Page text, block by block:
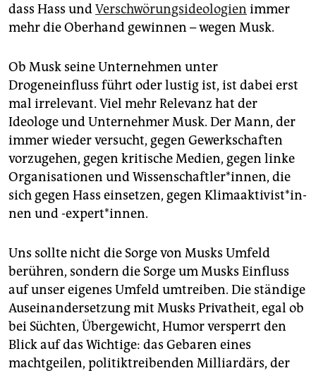
dass Hass undVerschwörungsideologien immer
mehr die Oberhand gewinnen – wegen Musk.
Ob Musk seine Unternehmen unter
Drogeneinfluss führt oder lustig ist, ist dabei erst
mal irrelevant. Viel mehr Relevanz hat der
Ideologe und Unternehmer Musk. Der Mann, der
immer wieder versucht, gegen Gewerkschaften
vorzugehen, gegen kritische Medien, gegen linke
Organisationen und Wissenschaftler*innen, die
sich gegen Hass einsetzen, gegen Kli­ma­ak­ti­vis­t*in­
nen und -expert*innen.
Uns sollte nicht die Sorge von Musks Umfeld
berühren, sondern die Sorge um Musks Einfluss
auf unser eigenes Umfeld umtreiben. Die ständige
Auseinandersetzung mit Musks Privatheit, egal ob
bei Süchten, Übergewicht, Humor versperrt den
Blick auf das Wichtige: das Gebaren eines
machtgeilen, ­politiktreibenden Milliardärs, der